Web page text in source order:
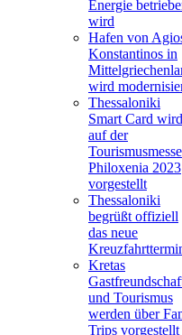
Energie
wird
Hafen von
Konstantinos in
wird
Thessaloniki
Smart Card wird
auf der
Tourismusmesse
Philoxenia 2023
vorgestellt
Thessaloniki
begrüßt offiziell
das neue
Kretas
und Tourismus
werden über
Trips vorgestellt